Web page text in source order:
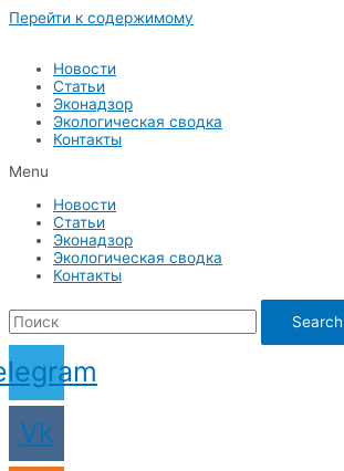
Перейти к содержимому
Новости
Статьи
Эконадзор
Экологическая сводка
Контакты
Menu
Новости
Статьи
Эконадзор
Экологическая сводка
Контакты
Search
Vk